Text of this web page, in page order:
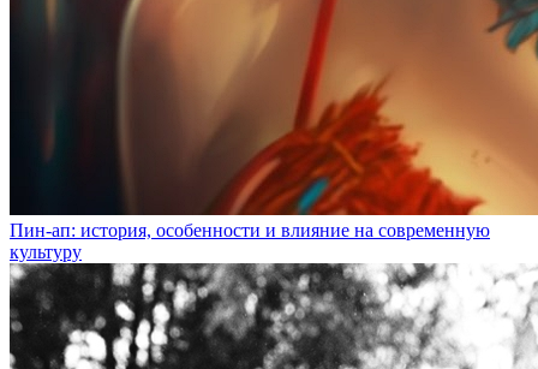
Пин-ап: история, особенности и влияние на современную
культуру